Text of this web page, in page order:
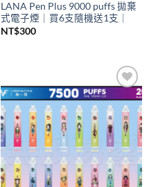
LANA Pen Plus 9000 puffs 拋棄
式電子煙｜買6支隨機送1支｜
NT$300
Add to
wishlist